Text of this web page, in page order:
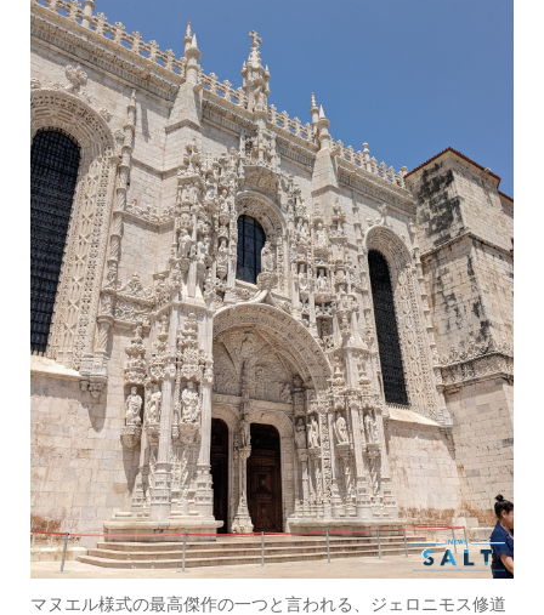
マヌエル様式の最高傑作の一つと言われる、ジェロニモス修道